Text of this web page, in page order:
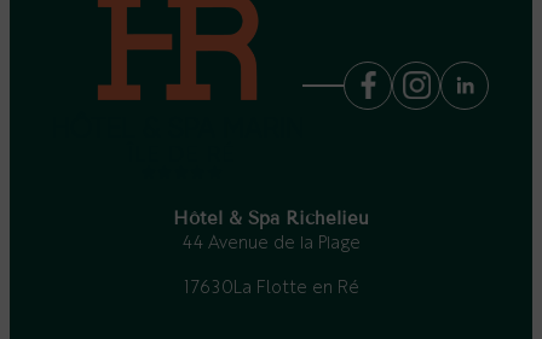
Hôtel & Spa Richelieu
44 Avenue de la Plage
17630 La Flotte en Ré